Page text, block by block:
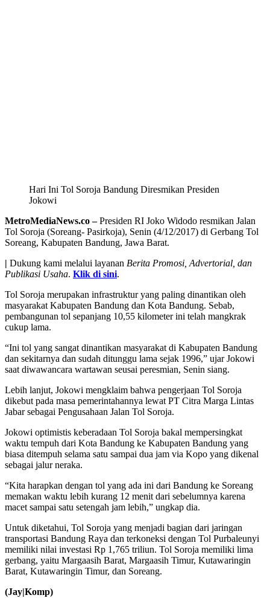
Hari Ini Tol Soroja Bandung Diresmikan Presiden
Jokowi
MetroMediaNews.co –Presiden RI Joko Widodo resmikan Jalan
Tol Soroja (Soreang- Pasirkoja), Senin (4/12/2017) di Gerbang Tol
Soreang, Kabupaten Bandung, Jawa Barat.
| Dukung kami melalui layanan Berita Promosi, Advertorial, dan
Publikasi Usaha. Klik di sini.
Tol Soroja merupakan infrastruktur yang paling dinantikan oleh
masyarakat Kabupaten Bandung dan Kota Bandung. Sebab,
pembangunan tol sepanjang 10,55 kilometer ini telah mangkrak
cukup lama.
“Ini tol yang sangat dinantikan masyarakat di Kabupaten Bandung
dan sekitarnya dan sudah ditunggu lama sejak 1996,” ujar Jokowi
saat diwawancara wartawan seusai peresmian, Senin siang.
Lebih lanjut, Jokowi mengklaim bahwa pengerjaan Tol Soroja
dikebut pada masa pemerintahannya lewat PT Citra Marga Lintas
Jabar sebagai Pengusahaan Jalan Tol Soroja.
Jokowi optimistis keberadaan Tol Soroja bakal mempersingkat
waktu tempuh dari Kota Bandung ke Kabupaten Bandung yang
biasa ditempuh selama satu sampai dua jam via Kopo yang dikenal
sebagai jalur neraka.
“Kita harapkan dengan tol yang ada ini dari Bandung ke Soreang
memakan waktu lebih kurang 12 menit dari sebelumnya karena
macet sampai satu setengah jam lebih,” ungkap dia.
Untuk diketahui, Tol Soroja yang menjadi bagian dari jaringan
transportasi Bandung Raya dan terkoneksi dengan Tol Purbaleunyi
memiliki nilai investasi Rp 1,765 triliun. Tol Soroja memiliki lima
gerbang, yaitu Margaasih Barat, Margaasih Timur, Kutawaringin
Barat, Kutawaringin Timur, dan Soreang.
(Jay|Komp)